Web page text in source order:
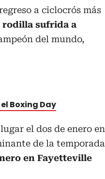
a ciclocrós más
rodilla sufrida a
del mundo,
Boxing Day
el dos de enero en
de la temporada
en Fayetteville